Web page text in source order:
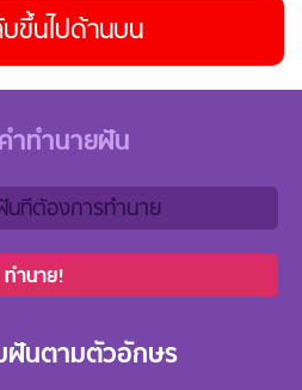
ขึ้นไปด้านบน
ำทำนายฝัน
ทำนาย!
ฝันตามตัวอักษร